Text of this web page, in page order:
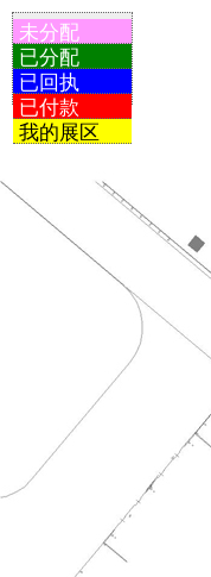
未分配
已分配
已回执
已付款
我的展区